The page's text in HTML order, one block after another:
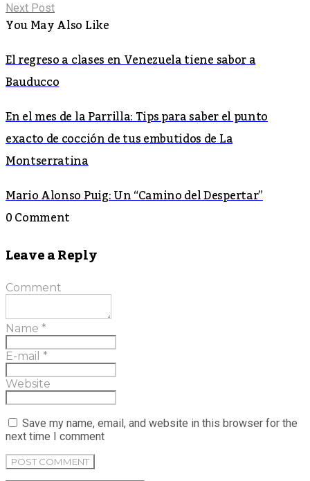
Next Post
You May Also Like
El regreso a clases en Venezuela tiene sabor a
Bauducco
En el mes de la Parrilla: Tips para saber el punto
exacto de cocción de tus embutidos de La
Montserratina
Mario Alonso Puig: Un “Camino del Despertar”
0 Comment
Leave a Reply
Comment
Name *
E-mail *
Website
Save my name, email, and website in this browser for the
next time I comment